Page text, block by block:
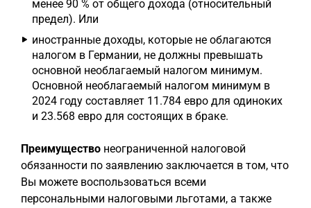
менее 90 % от общего дохода (относительный
предел). Или
иностранные доходы, которые не облагаются
налогом в Германии, не должны превышать
основной необлагаемый налогом минимум.
Основной необлагаемый налогом минимум в
2024 году составляет 11.784 евро для одиноких
и 23.568 евро для состоящих в браке.
Преимущество неограниченной налоговой
обязанности по заявлению заключается в том, что
Вы можете воспользоваться всеми
персональными налоговыми льготами, а также